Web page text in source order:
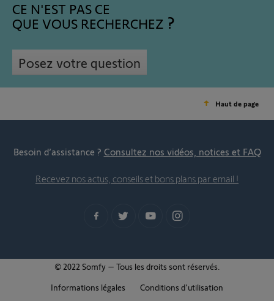
CE N'EST PAS CE
QUE VOUS RECHERCHEZ
Posez votre question
Haut de page
Besoin d’assistance ? Consultez nos vidéos, notices et FAQ
Recevez nos actus, conseils et bons plans par email !
© 2022 Somfy – Tous les droits sont réservés.
Informations légales
Conditions d'utilisation